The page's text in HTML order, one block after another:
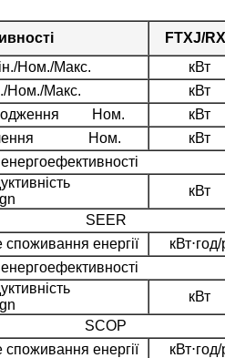
FTXJ/
Ном./Макс.
кВт
Ном./Макс.
кВт
Ном.
кВт
Ном.
кВт
кВт
SEER
споживання енергії
кВт⋅год/
кВт
SCOP
споживання енергії
кВт⋅год/